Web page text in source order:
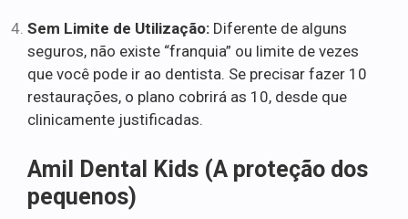
Sem Limite de Utilização: Diferente de alguns
seguros, não existe “franquia” ou limite de vezes
que você pode ir ao dentista. Se precisar fazer 10
restaurações, o plano cobrirá as 10, desde que
clinicamente justificadas.
Amil Dental Kids (A proteção dos
pequenos)